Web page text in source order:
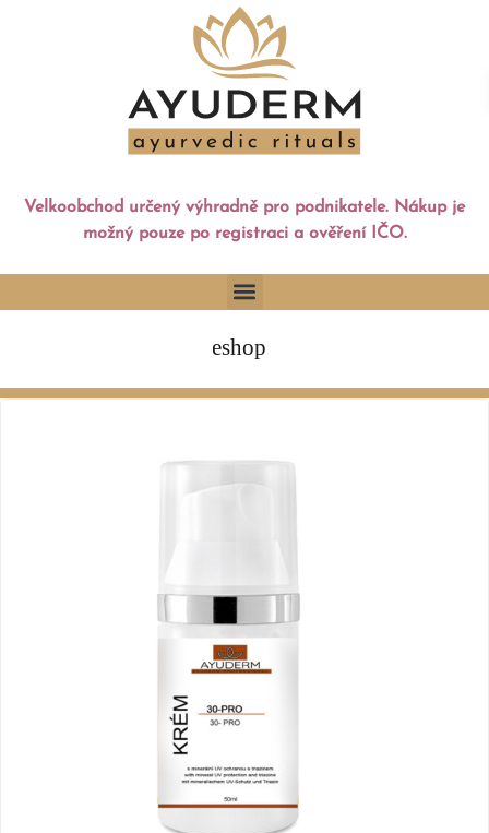
Velkoobchod určený výhradně pro podnikatele. Nákup je
možný pouze po registraci a ověření IČO.
eshop